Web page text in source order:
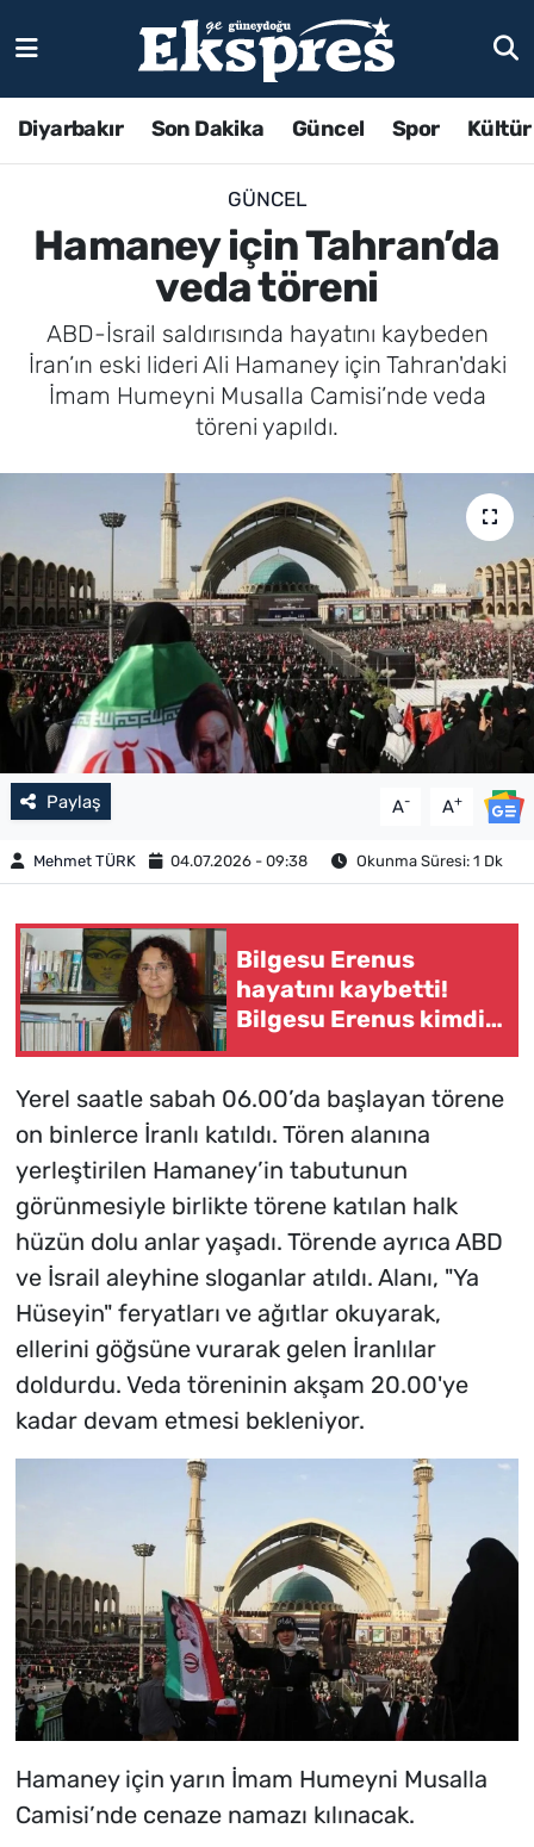
Diyarbakır Son Dakika Güncel Spor
GÜNCEL
Hamaney için Tahran’da
veda töreni
ABD-İsrail saldırısında hayatını kaybeden
İran’ın eski lideri Ali Hamaney için Tahran'daki
İmam Humeyni Musalla Camisi’nde veda
töreni yapıldı.
Paylaş A- A+
Mehmet TÜRK 04.07.2026 - 09:38 Okunma Süresi: 1 Dk
Bilgesu Erenus
hayatını kaybetti!
Bilgesu Erenus kimdir,
Yerel saatle sabah 06.00’da başlayan törene
on binlerce İranlı katıldı. Tören alanına
yerleştirilen Hamaney’in tabutunun
görünmesiyle birlikte törene katılan halk
hüzün dolu anlar yaşadı. Törende ayrıca ABD
ve İsrail aleyhine sloganlar atıldı. Alanı, "Ya
Hüseyin" feryatları ve ağıtlar okuyarak,
ellerini göğsüne vurarak gelen İranlılar
doldurdu. Veda töreninin akşam 20.00'ye
kadar devam etmesi bekleniyor.
Hamaney için yarın İmam Humeyni Musalla
Camisi’nde cenaze namazı kılınacak.